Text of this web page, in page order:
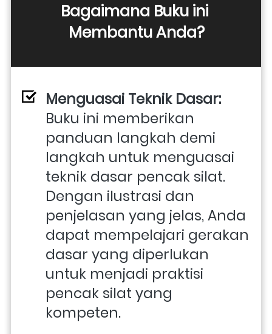
Bagaimana Buku ini
Membantu Anda?
Menguasai Teknik Dasar:
Buku ini memberikan
panduan langkah demi
langkah untuk menguasai
teknik dasar pencak silat.
Dengan ilustrasi dan
penjelasan yang jelas, Anda
dapat mempelajari gerakan
dasar yang diperlukan
untuk menjadi praktisi
pencak silat yang
kompeten.